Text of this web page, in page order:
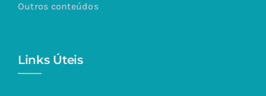
Outros conteúdos
Links Úteis